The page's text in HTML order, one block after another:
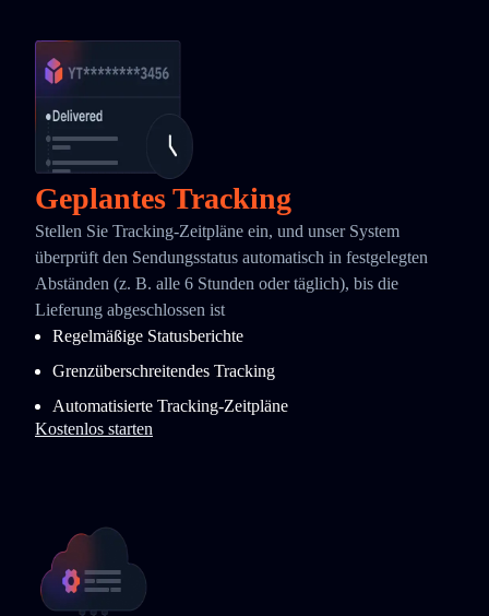
Geplantes Tracking
Stellen Sie Tracking-Zeitpläne ein, und unser System
überprüft den Sendungsstatus automatisch in festgelegten
Abständen (z. B. alle 6 Stunden oder täglich), bis die
Lieferung abgeschlossen ist
Regelmäßige Statusberichte
Grenzüberschreitendes Tracking
Automatisierte Tracking-Zeitpläne
Kostenlos starten